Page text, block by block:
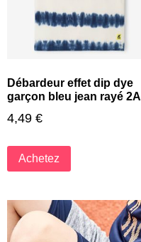
Débardeur effet dip dye
garçon bleu jean rayé 2A
4,49 €
Achetez